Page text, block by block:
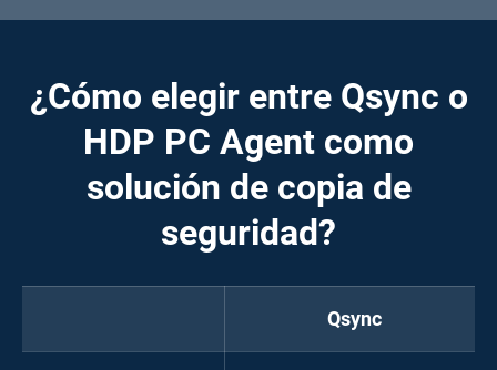
¿Cómo elegir entre Qsync o
HDP PC Agent como
solución de copia de
seguridad?
Qsync